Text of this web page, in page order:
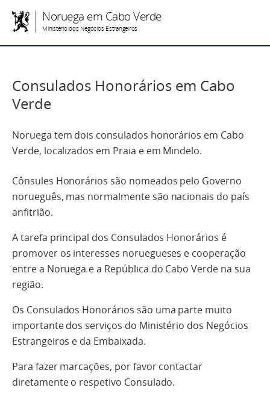
Noruega em Cabo Verde
Ministério dos Negócios Estrangeiros
Consulados Honorários em Cabo
Verde
Noruega tem dois consulados honorários em Cabo
Verde, localizados em Praia e em Mindelo.
Cônsules Honorários são nomeados pelo Governo
norueguês, mas normalmente são nacionais do país
anfitrião.
A tarefa principal dos Consulados Honorários é
promover os interesses noruegueses e cooperação
entre a Noruega e a República do Cabo Verde na sua
região.
Os Consulados Honorários são uma parte muito
importante dos serviços do Ministério dos Negócios
Estrangeiros e da Embaixada.
Para fazer marcações, por favor contactar
diretamente o respetivo Consulado.